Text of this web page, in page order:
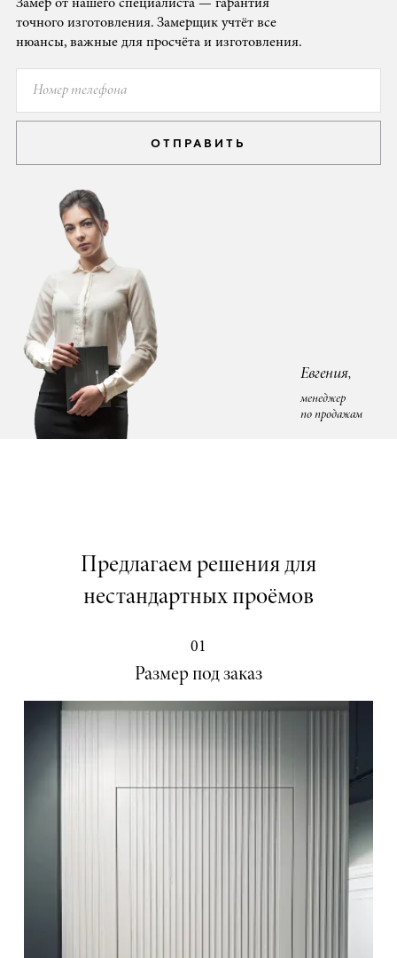
Замер от нашего специалиста — гарантия
точного изготовления. Замерщик учтёт все
нюансы, важные для просчёта и изготовления.
ОТПРАВИТЬ
Евгения,
менеджер
по продажам
Предлагаем решения для
нестандартных проёмов
01
Размер под заказ